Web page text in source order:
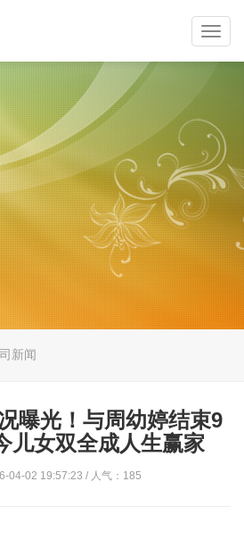
新闻
曝光！与周幼婷结束9
儿女双全成人生赢家
04-02 19:57:23 / 人气：185